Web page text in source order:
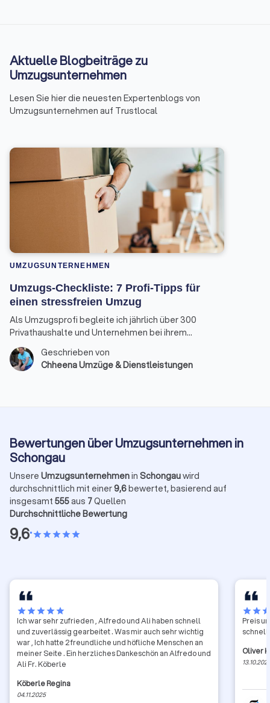
Aktuelle Blogbeiträge zu
Umzugsunternehmen
Lesen Sie hier die neuesten Expertenblogs von
Umzugsunternehmen auf Trustlocal
UMZUGSUNTERNEHMEN
Umzugs-Checkliste: 7 Profi-Tipps für
einen stressfreien Umzug
Als Umzugsprofi begleite ich jährlich über 300
Privathaushalte und Unternehmen bei ihrem
Ortswechsel. Die gute Nachricht: Mit der richtigen
Umzugsplanung kann der Tag nahezu reibungslos
und entspannt ablaufen.
Geschrieben von
Chheena Umzüge & Dienstleistungen
Bewertungen über Umzugsunternehmen in
Schongau
Unsere Umzugsunternehmenin Schongauwird
durchschnittlich mit einer9,6bewertet, basierend auf
insgesamt 555aus 7Quellen
Durchschnittliche Bewertung
9,6•starstarstarstarstar
starstarstarstarstar
Ich war sehr zufrieden , Alfredo und Ali haben schnell
und zuverlässig gearbeitet . Was mir auch sehr wichtig
war , Ich hatte 2 freundliche und höfliche Menschen an
meiner Seite . Ein herzliches Dankeschön an Alfredo und
Ali Fr. Köberle
Köberle Regina
04.11.2025
starstar
Preis
Oliver